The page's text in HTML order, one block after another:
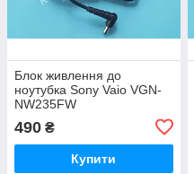
Блок живлення до
ноутубка Sony Vaio VGN-
NW235FW
490 ₴
Купити